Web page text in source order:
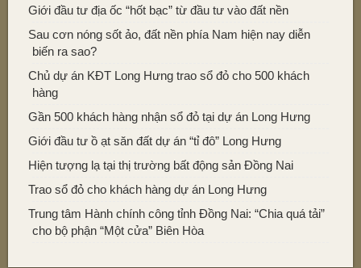
Giới đầu tư địa ốc “hốt bạc” từ đầu tư vào đất nền
Sau cơn nóng sốt ảo, đất nền phía Nam hiện nay diễn
biến ra sao?
Chủ dự án KĐT Long Hưng trao sổ đỏ cho 500 khách
hàng
Gần 500 khách hàng nhận sổ đỏ tại dự án Long Hưng
Giới đầu tư ồ ạt săn đất dự án “tỉ đô” Long Hưng
Hiện tượng lạ tại thị trường bất động sản Đồng Nai
Trao sổ đỏ cho khách hàng dự án Long Hưng
Trung tâm Hành chính công tỉnh Đồng Nai: “Chia quá tải”
cho bộ phận “Một cửa” Biên Hòa